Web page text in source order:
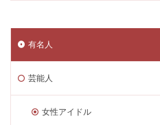
有名人
芸能人
女性アイドル